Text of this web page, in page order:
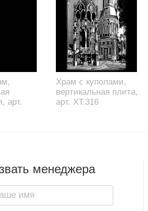
арт.
Храм с куполами,
вертикальная плита,
арт. XT.316
менеджера